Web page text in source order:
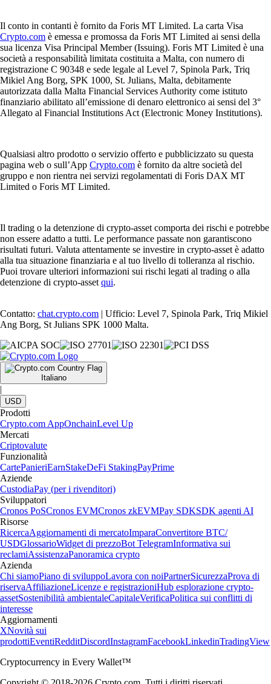
Il conto in contanti è fornito da Foris MT Limited. La carta Visa
Crypto.com è emessa e promossa da Foris MT Limited ai sensi della
sua licenza Visa Principal Member (Issuing). Foris MT Limited è una
società a responsabilità limitata costituita a Malta, con numero di
registrazione C 90348 e sede legale al Level 7, Spinola Park, Triq
Mikiel Ang Borg, SPK 1000, St. Julians, Malta, debitamente
autorizzata dalla Malta Financial Services Authority come istituto
finanziario abilitato all’emissione di denaro elettronico ai sensi del 3°
Allegato al Financial Institutions Act (Electronic Money Institutions).
Qualsiasi altro prodotto o servizio offerto e pubblicizzato su questa
pagina web o sull’App Crypto.com è fornito da altre società del
gruppo e non rientra nei servizi regolamentati di Foris DAX MT
Limited o Foris MT Limited.
Il trading o la detenzione di crypto-asset comporta dei rischi e potrebbe
non essere adatto a tutti. Le performance passate non garantiscono
risultati futuri. Valuta attentamente se investire in crypto-asset è adatto
alla tua situazione finanziaria e al tuo livello di tolleranza al rischio.
Puoi trovare ulteriori informazioni sui rischi legati al trading o alla
detenzione di crypto-asset qui.
Contatto: chat.crypto.com | Ufficio: Level 7, Spinola Park, Triq Mikiel
Ang Borg, St Julians SPK 1000 Malta.
Italiano
|
USD
Prodotti
Crypto.com AppOnchainLevel Up
Mercati
Criptovalute
Funzionalità
CartePanieriEarnStakeDeFi StakingPayPrime
Aziende
CustodiaPay (per i rivenditori)
Sviluppatori
Cronos PoSCronos EVMCronos zkEVMPay SDKSDK agenti AI
Risorse
RicercaAggiornamenti di mercatoImparaConvertitore BTC/
USDGlossarioWidget di prezzoBot TelegramInformativa sui
reclamiAssistenzaPanoramica crypto
Azienda
Chi siamoPiano di sviluppoLavora con noiPartnerSicurezzaProva di
riservaAffiliazioneLicenze e registrazioniHub esplorazione crypto-
assetSostenibilità ambientaleCapitaleVerificaPolitica sui conflitti di
interesse
Aggiornamenti
XNovità sui
prodottiEventiRedditDiscordInstagramFacebookLinkedinTradingView
Cryptocurrency in Every Wallet™